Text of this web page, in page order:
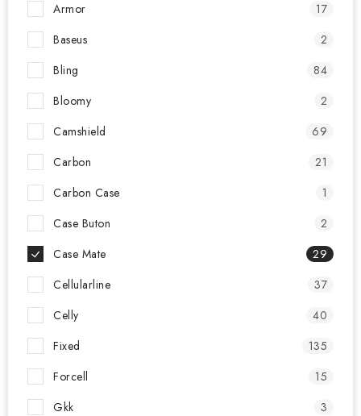
Armor
17
Baseus
2
Bling
84
Bloomy
2
Camshield
69
Carbon
21
Carbon Case
1
Case Buton
2
Case Mate
29
Cellularline
37
Celly
40
Fixed
135
Forcell
15
Gkk
3